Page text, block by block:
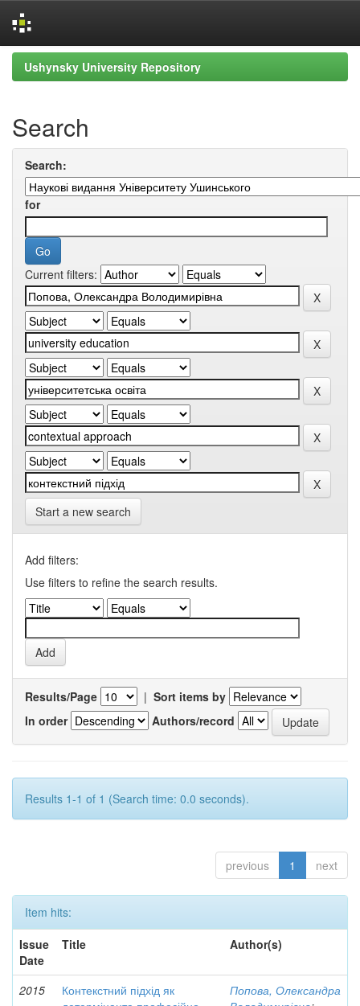
Skip
navigation
Ushynsky University Repository
Search
Search:
for
Current filters:
Start a new search
Add filters:
Use filters to refine the search results.
Results/Page | Sort items by
In order
Authors/record
Results 1-1 of 1 (Search time: 0.0 seconds).
previous 1 next
Item hits:
Issue
Date
Title Author(s)
2015
Контекстний підхід як
Попова, Олександра